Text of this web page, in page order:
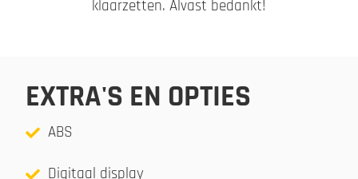
klaarzetten. Alvast bedankt!
EXTRA'S EN OPTIES
ABS
Digitaal display